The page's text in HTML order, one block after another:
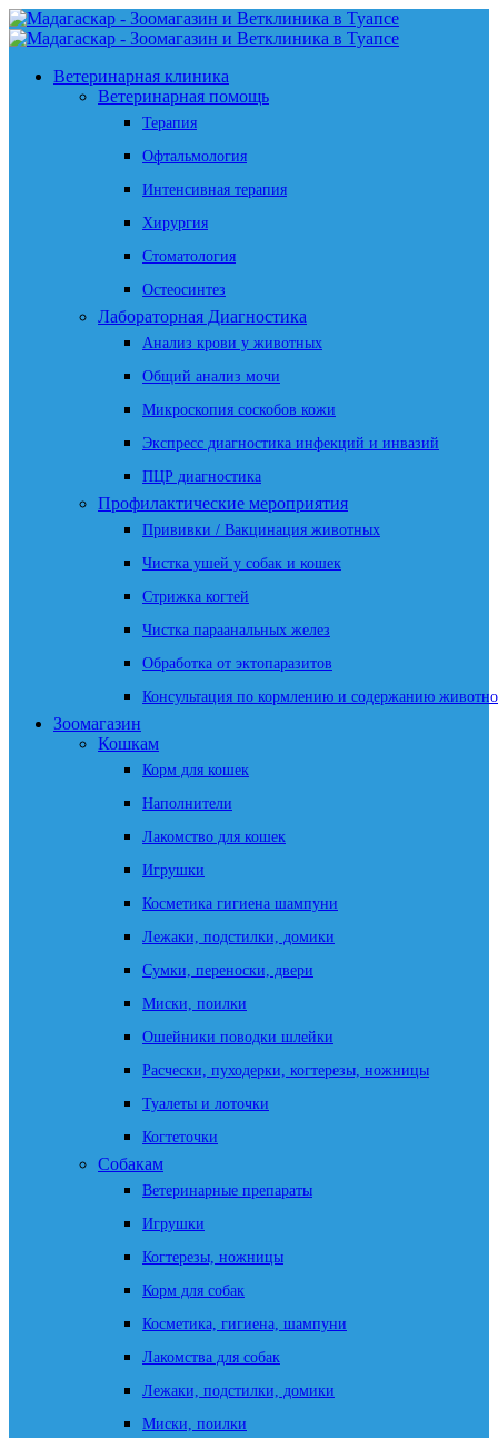
Ветеринарная клиника
Ветеринарная помощь
Терапия
Офтальмология
Интенсивная терапия
Хирургия
Стоматология
Остеосинтез
Лабораторная Диагностика
Анализ крови у животных
Общий анализ мочи
Микроскопия соскобов кожи
Экспресс диагностика инфекций и инвазий
ПЦР диагностика
Профилактические мероприятия
Прививки / Вакцинация животных
Чистка ушей у собак и кошек
Стрижка когтей
Чистка параанальных желез
Обработка от эктопаразитов
Консультация по кормлению и содержанию
Зоомагазин
Кошкам
Корм для кошек
Наполнители
Лакомство для кошек
Игрушки
Косметика гигиена шампуни
Лежаки, подстилки, домики
Сумки, переноски, двери
Миски, поилки
Ошейники поводки шлейки
Расчески, пуходерки, когтерезы, ножницы
Туалеты и лоточки
Когтеточки
Собакам
Ветеринарные препараты
Игрушки
Когтерезы, ножницы
Корм для собак
Косметика, гигиена, шампуни
Лакомства для собак
Лежаки, подстилки, домики
Миски, поилки